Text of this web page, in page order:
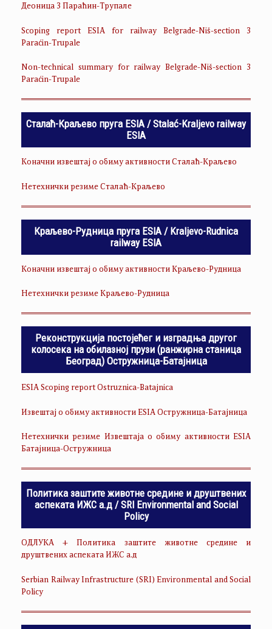
Деоница 3 Параћин-Трупале
Scoping report ESIA for railway Belgrade-Niš-section 3
Paraćin-Trupale
Non-technical summary for railway Belgrade-Niš-section 3
Paraćin-Trupale
Сталаћ-Краљево пруга ESIA / Stalać-Kraljevo railway
ESIA
Коначни извештај о обиму активности Сталаћ-Краљево
Нетехнички резиме Сталаћ-Краљево
Краљево-Рудница пруга ESIA / Kraljevo-Rudnica
railway ESIA
Коначни извештај о обиму активности Краљево-Рудница
Нетехнички резиме Краљево-Рудница
Реконструкција постојећег и изградња другог
колосека на обилазној прузи (ранжирна станица
Београд) Остружница-Батајница
ESIA Scoping report Ostruznica-Batajnica
Извештај о обиму активности ESIA Остружница-Батајница
Нетехнички резиме Извештаја о обиму активности ESIA
Батајница-Остружница
Политика заштите животне средине и друштвених
аспеката ИЖС а.д / SRI Environmental and Social
Policy
ОДЛУКА + Политика заштите животне средине и
друштвених аспеката ИЖС а.д
Serbian Railway Infrastructure (SRI) Environmental and Social
Policy